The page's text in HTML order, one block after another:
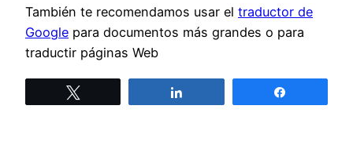
También te recomendamos usar el traductor de
Google para documentos más grandes o para
traductir páginas Web